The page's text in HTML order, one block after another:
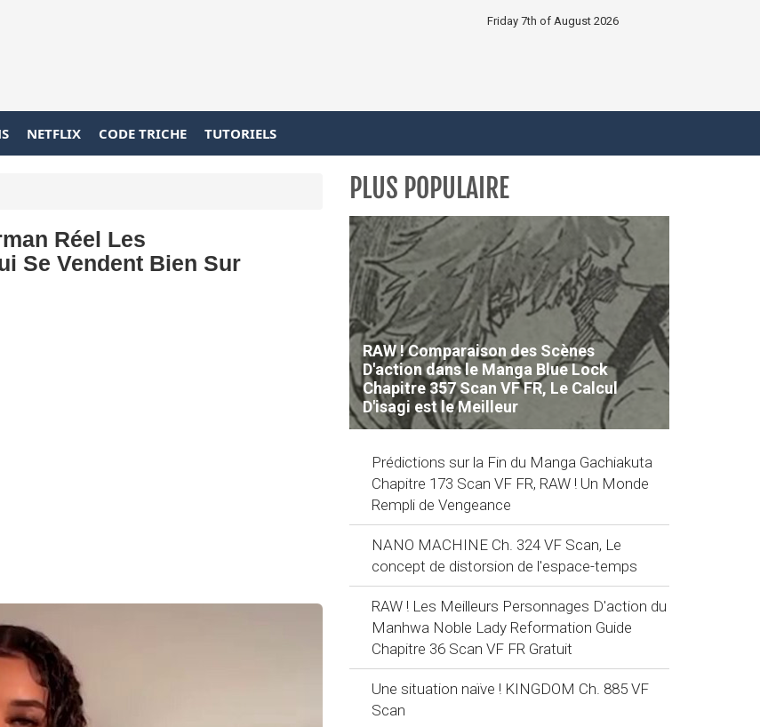
Friday 7th of August 2026
NETFLIX CODE TRICHE TUTORIELS
Réel Les
Se Vendent Bien Sur
PLUS POPULAIRE
RAW ! Comparaison des Scènes
D'action dans le Manga Blue Lock
Chapitre 357 Scan VF FR, Le Calcul
D'isagi est le Meilleur
Prédictions sur la Fin du Manga Gachiakuta
Chapitre 173 Scan VF FR, RAW ! Un Monde
Rempli de Vengeance
NANO MACHINE Ch. 324 VF Scan, Le
concept de distorsion de l'espace-temps
RAW ! Les Meilleurs Personnages D'action du
Manhwa Noble Lady Reformation Guide
Chapitre 36 Scan VF FR Gratuit
Une situation naïve ! KINGDOM Ch. 885 VF
Scan